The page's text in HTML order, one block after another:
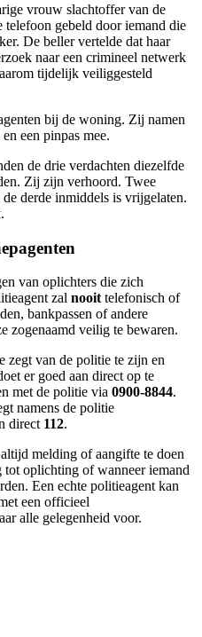
vrouw slachtoffer van de
gebeld door iemand die
De beller vertelde dat haar
naar een crimineel netwerk
tijdelijk veiliggesteld
bij de woning. Zij namen
een pinpas mee.
de drie verdachten diezelfde
Zij zijn verhoord. Twee
derde inmiddels is vrijgelaten.
van oplichters die zich
zal nooit telefonisch of
bankpassen of andere
zogenaamd veilig te bewaren.
zegt van de politie te zijn en
er goed aan direct op te
met de politie via 0900-8844.
namens de politie
direct 112.
melding of aangifte te doen
tot oplichting of wanneer iemand
Een echte politieagent kan
een officieel
alle gelegenheid voor.